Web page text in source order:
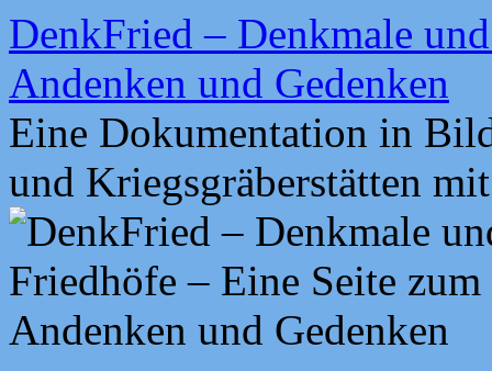
Zum
Inhalt
springen
DenkFried – Denkmale
Andenken und Gedenken
Eine Dokumentation in
und Kriegsgräberstätten